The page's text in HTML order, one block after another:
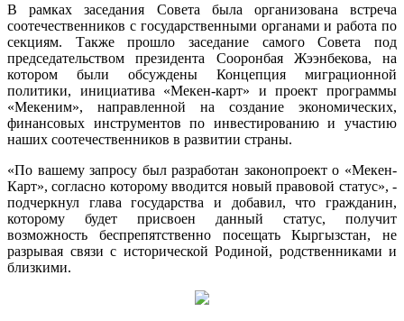
В рамках заседания Совета была организована встреча
соотечественников с государственными органами и работа по
секциям. Также прошло заседание самого Совета под
председательством президента Сооронбая Жээнбекова, на
котором были обсуждены Концепция миграционной
политики, инициатива «Мекен-карт» и проект программы
«Мекеним», направленной на создание экономических,
финансовых инструментов по инвестированию и участию
наших соотечественников в развитии страны.
«По вашему запросу был разработан законопроект о «Мекен-
Карт», согласно которому вводится новый правовой статус», -
подчеркнул глава государства и добавил, что гражданин,
которому будет присвоен данный статус, получит
возможность беспрепятственно посещать Кыргызстан, не
разрывая связи с исторической Родиной, родственниками и
близкими.